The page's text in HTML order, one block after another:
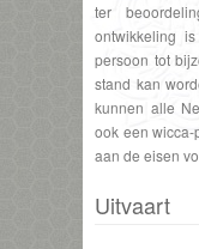
ter
ontwikkeling
persoon tot
stand kan
kunnen alle
ook een
aan de eisen
Uitvaart